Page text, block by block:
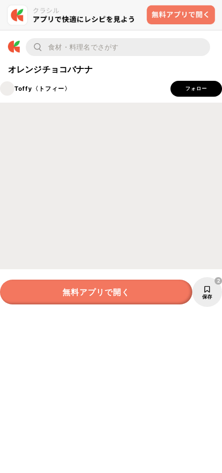
オレンジチョコバナナ
Toffy〈トフィー〉 フォロー
無料アプリで開く 保存
2